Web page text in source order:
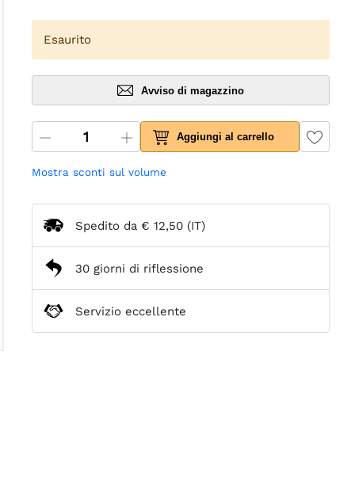
Esaurito
Avviso di magazzino
Aggiungi al carrello
Mostra sconti sul volume
Spedito da € 12,50 (IT)
30 giorni di riflessione
Servizio eccellente